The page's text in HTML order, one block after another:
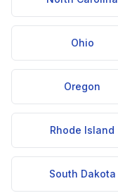
Ohio
Oregon
Rhode Island
South Dakota